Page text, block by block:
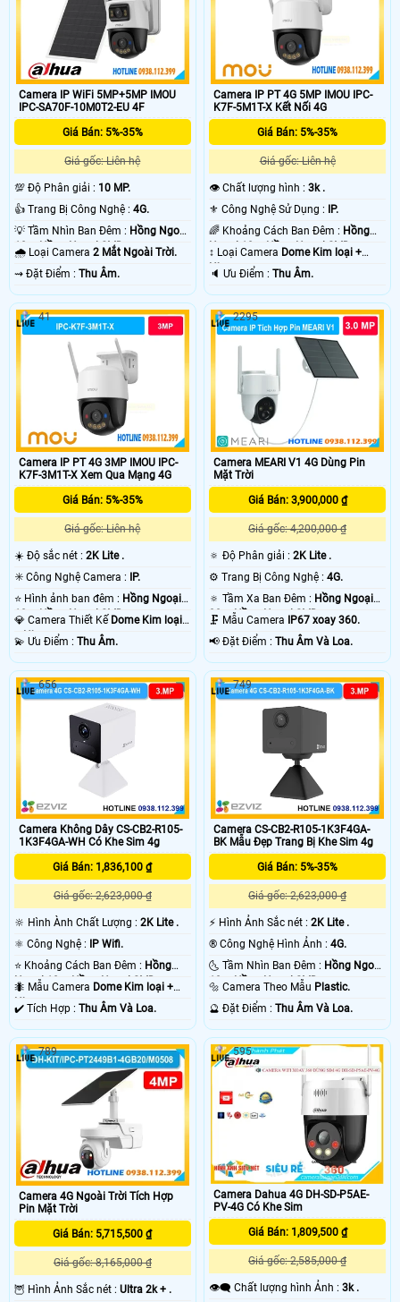
Camera IP WiFi 5MP+5MP IMOU
IPC-SA70F-10M0T2-EU 4F
Giá Bán: 5%-35%
Giá gốc: Liên hệ
💯 Độ Phân giải : 10 MP.
👍 Trang Bị Công Nghệ : 4G.
💡 Tầm Nhìn Ban Đêm : Hồng Ngoại
10m Hồng Ngoại SMD.
🌧️ Loại Camera 2 Mắt Ngoài Trời.
️⇝ Đặt Điểm : Thu Âm.
Camera IP PT 4G 5MP IMOU IPC-
K7F-5M1T-X Kết Nối 4G
Giá Bán: 5%-35%
Giá gốc: Liên hệ
👁 Chất lượng hình :3k .
⚜️ Công Nghệ Sử Dụng :
IP.
🌈 Khoảng Cách Ban Đêm : Hồng
Ngoại 10m Hồng Ngoại SMD.
↕️ Loại Camera Dome Kim loại +
Nhựa.
️🔈 Ưu Điểm :Thu Âm.
Camera IP PT 4G 3MP IMOU IPC-
K7F-3M1T-X Xem Qua Mạng 4G
Giá Bán: 5%-35%
Giá gốc: Liên hệ
☀️ Độ sắc nét : 2K Lite .
✳️ Công Nghệ Camera : IP.
⭐ Hình ảnh ban đêm : Hồng Ngoại
10m Hồng Ngoại SMD.
💎 Camera Thiết Kế Dome Kim loại
+ Nhựa.
️💫 Ưu Điểm : Thu Âm.
41
Camera MEARI V1 4G Dùng Pin
Mặt Trời
Giá Bán: 3,900,000 ₫
Giá gốc: 4,200,000 ₫
🔅 Độ Phân giải :2K Lite .
⚙ Trang Bị Công Nghệ :4G.
🔅 Tầm Xa Ban Đêm : Hồng Ngoại
30m Hồng Ngoại SMD.
🗜️ Mẫu Camera IP67 xoay 360.
️📢 Đặt Điểm :Thu Âm Và Loa.
2295
Camera Không Dây CS-CB2-R105-
1K3F4GA-WH Có Khe Sim 4g
Giá Bán: 1,836,100 ₫
Giá gốc: 2,623,000 ₫
🔆 Hình Ành Chất Lượng : 2K Lite .
⚛️ Công Nghệ :
IP Wifi.
⭐ Khoảng Cách Ban Đêm : Hồng
Ngoại 10m Hồng Ngoại SMD.
🐜 Mẫu Camera Dome Kim loại +
Nhựa.
️✔️ Tích Hợp : Thu Âm Và Loa.
656
Camera CS-CB2-R105-1K3F4GA-
BK Mẫu Đẹp Trang Bị Khe Sim 4g
Giá Bán: 5%-35%
Giá gốc: 2,623,000 ₫
️⚡ Hình Ảnh Sắc nét :2K Lite .
®️ Công Nghệ Hình Ảnh :4G.
🌜 Tầm Nhìn Ban Đêm : Hồng Ngoại
10m Hồng Ngoại SMD.
🔩 Camera Theo Mẫu Plastic.
️🔮 Đặt Điểm :Thu Âm Và Loa.
749
Camera 4G Ngoài Trời Tích Hợp
Pin Mặt Trời
Giá Bán: 5,715,500 ₫
Giá gốc: 8,165,000 ₫
🦉 Hình Ảnh Sắc nét : Ultra 2k + .
789
Camera Dahua 4G DH-SD-P5AE-
PV-4G Có Khe Sim
Giá Bán: 1,809,500 ₫
Giá gốc: 2,585,000 ₫
👁️‍🗨 Chất lượng hình Ảnh :3k .
595